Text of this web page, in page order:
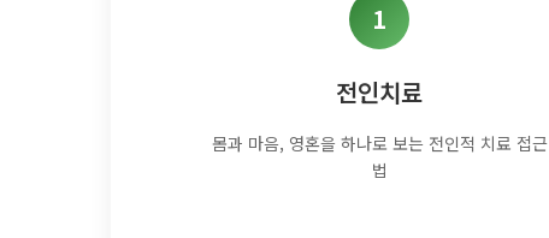
1
전인치료
몸과 마음, 영혼을 하나로 보는 전인적 치료 접근
법